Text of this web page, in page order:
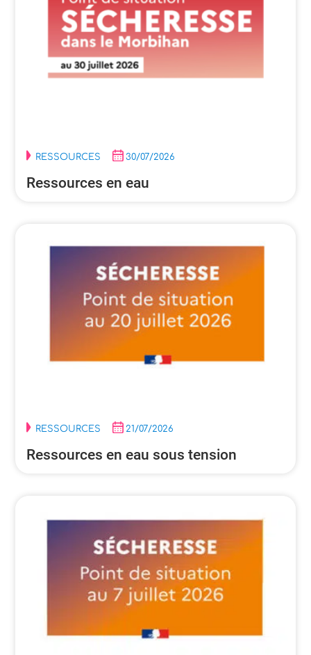
RESSOURCES 30/07/2026
Ressources en eau
RESSOURCES 21/07/2026
Ressources en eau sous tension